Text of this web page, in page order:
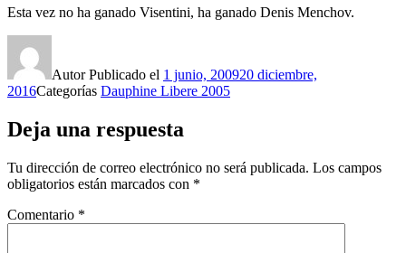
Esta vez no ha ganado Visentini, ha ganado Denis Menchov.
AutorPublicado el 1 junio, 200920 diciembre,
2016Categorías Dauphine Libere 2005
Deja una respuesta
Tu dirección de correo electrónico no será publicada. Los campos
obligatorios están marcados con *
Comentario *